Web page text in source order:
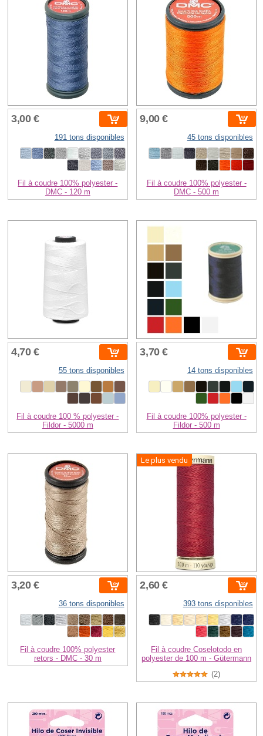
3,00 €
191 tons disponibles
Fil à coudre 100% polyester -
DMC - 120 m
9,00 €
45 tons disponibles
Fil à coudre 100% polyester -
DMC - 500 m
4,70 €
55 tons disponibles
Fil à coudre 100 % polyester -
Fildor - 5000 m
3,70 €
14 tons disponibles
Fil à coudre 100% polyester -
Fildor - 500 m
3,20 €
36 tons disponibles
Fil à coudre 100% polyester
retors - DMC - 30 m
Le plus vendu
2,60 €
393 tons disponibles
Fil à coudre Coselotodo en
polyester de 100 m - Gütermann
(2)